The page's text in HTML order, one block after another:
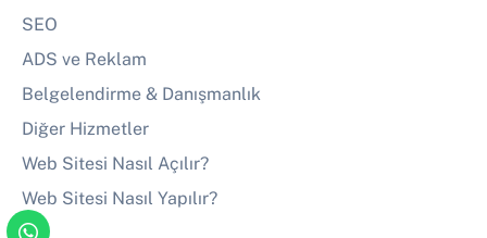
SEO
ADS ve Reklam
Belgelendirme & Danışmanlık
Diğer Hizmetler
Web Sitesi Nasıl Açılır?
Web Sitesi Nasıl Yapılır?